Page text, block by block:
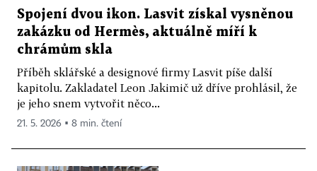
Spojení dvou ikon. Lasvit získal vysněnou
zakázku od Hermès, aktuálně míří k
chrámům skla
Příběh sklářské a designové firmy Lasvit píše další
kapitolu. Zakladatel Leon Jakimič už dříve prohlásil, že
je jeho snem vytvořit něco...
21. 5. 2026 ▪ 8 min. čtení